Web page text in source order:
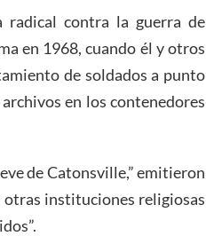
radical contra la guerra de
en 1968, cuando él y otros
de soldados a punto
en los contenedores
de Catonsville,” emitieron
otras instituciones religiosas